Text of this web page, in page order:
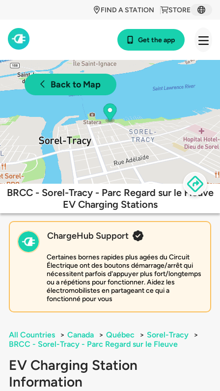
STORE
FIND A STATION
Get the app
Back to Map
BRCC - Sorel-Tracy - Parc Regard sur le Fleuve
EV Charging Stations
ChargeHub Support
Certaines bornes rapides plus agées du Circuit
Électrique ont des boutons démarrage/arrêt qui
nécessitent parfois d'appuyer plus fort/longtemps
ou a répétions pour fonctionner. Aidez les
électromobilistes en partageant ce qui a
fonctionné pour vous
All Countries > Canada > Québec > Sorel-Tracy
>
BRCC - Sorel-Tracy - Parc Regard sur le Fleuve
EV Charging Station
Information